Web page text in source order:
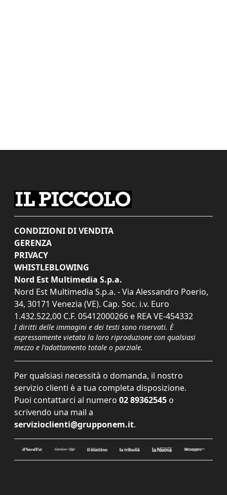
CONDIZIONI DI VENDITA
GERENZA
PRIVACY
WHISTLEBLOWING
Nord Est Multimedia S.p.a.
Nord Est Multimedia S.p.a. - Via Alessandro Poerio,
34, 30171 Venezia (VE). Cap. Soc. i.v. Euro
1.432.522,00 C.F. 05412000266 e REA VE-454332
I diritti delle immagini e dei testi sono riservati. È
espressamente vietata la loro riproduzione con qualsiasi
mezzo e l'adattamento totale o parziale.
Per qualsiasi necessità o domanda, il nostro
servizio clienti è a tua completa disposizione.
Puoi contattarci al numero 02 89362545 o
scrivendo una mail a
servizioclienti@grupponem.it.